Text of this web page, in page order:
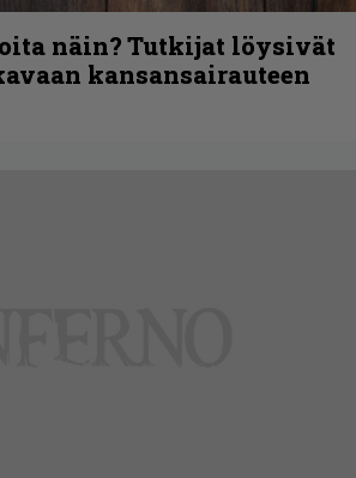
näin? Tutkijat löysivät
kansansairauteen